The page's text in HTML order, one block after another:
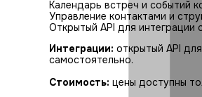
Календарь встреч и событий
Управление контактами и
Открытый API для интеграции
Интеграции: открытый API
самостоятельно.
Стоимость: цены доступны